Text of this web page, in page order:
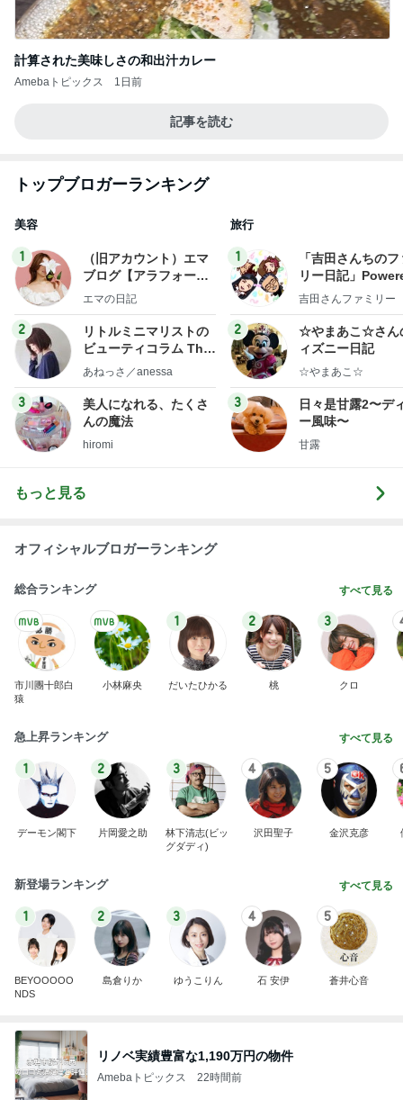
計算された美味しさの和出汁カレー
Amebaトピックス 1日前
記事を読む
トップブロガーランキング
美容
1
（旧アカウント）エマ
ブログ【アラフォー会
社売却セカンドライ
エマの日記
2
リトルミニマリストの
ビューティコラム The
little minimalist's bea
あねっさ／anessa
3
美人になれる、たくさ
んの魔法
hiromi
旅行
1
「吉田さんちの
リー日記」
y Ameba 吉田さ
ログ
吉田さんファミリー
2
☆やまあこ☆さん
ィズニー日記
☆やまあこ☆
3
日々是甘露2〜デ
ー風味〜
甘露
もっと見る
オフィシャルブロガーランキング
総合ランキング すべて見る
市川團十郎白
猿
小林麻央
1
だいたひかる
2
桃
3
クロ
急上昇ランキング すべて見る
1
デーモン閣下
2
片岡愛之助
3
林下清志(ビッ
グダディ)
4
沢田聖子
5
金沢克彦
新登場ランキング すべて見る
1
BEYOOOOO
NDS
2
島倉りか
3
ゆうこりん
4
石 安伊
5
蒼井心音
リノベ実績豊富な1,190万円の物件
Amebaトピックス 22時間前